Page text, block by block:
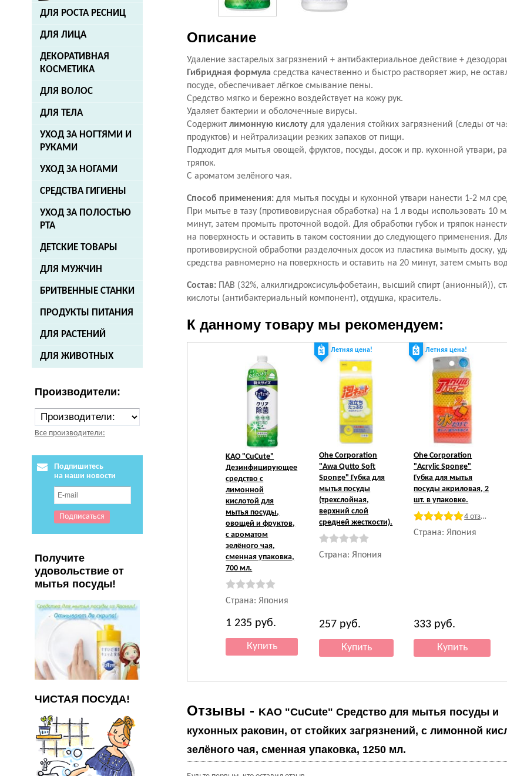
ДЛЯ РОСТА РЕСНИЦ
ДЛЯ ЛИЦА
ДЕКОРАТИВНАЯ
КОСМЕТИКА
ДЛЯ ВОЛОС
ДЛЯ ТЕЛА
УХОД ЗА НОГТЯМИ И
РУКАМИ
УХОД ЗА НОГАМИ
СРЕДСТВА ГИГИЕНЫ
УХОД ЗА ПОЛОСТЬЮ
РТА
ДЕТСКИЕ ТОВАРЫ
ДЛЯ МУЖЧИН
БРИТВЕННЫЕ СТАНКИ
ПРОДУКТЫ ПИТАНИЯ
ДЛЯ РАСТЕНИЙ
ДЛЯ ЖИВОТНЫХ
Производители:
Все производители:
Подпишитесь
на наши новости
Получите
удовольствие от
мытья посуды!
ЧИСТАЯ ПОСУДА!
Описание
Удаление застарелых загрязнений + антибактериальное действие +
Гибридная формула средства качественно и быстро растворяет жир, не
посуде, обеспечивает лёгкое смывание пены.
Средство мягко и бережно воздействует на кожу рук.
Удаляет бактерии и оболочечные вирусы.
Содержит лимонную кислоту для удаления стойких загрязнений (следы от
продуктов) и нейтрализации резких запахов от пищи.
Подходит для мытья овощей, фруктов, посуды, досок и пр. кухонной утвари,
тряпок.
С ароматом зелёного чая.
Способ применения: для мытья посуды и кухонной утвари нанести 1-2 мл
При мытье в тазу (противовирусная обработка) на 1 л воды использовать 10
минут, затем промыть проточной водой. Для обработки губок и тряпок
на поверхность и оставить в таком состоянии до следующего применения.
противовирусной обработки разделочных досок из пластика вымыть доску,
средства равномерно на поверхность и оставить на 20 минут, затем смыть
Состав: ПАВ (32%, алкилгидроксисульфобетаин, высший спирт (анионный)),
кислоты (антибактериальный компонент), отдушка, краситель.
К данному товару мы рекомендуем:
KAO"CuCute"
Дезинфицирующее
средство с
лимонной
кислотой для
мытья посуды,
овощей и фруктов,
с ароматом
зелёного чая,
сменная упаковка,
700 мл.
Страна: Япония
1 235 руб.
Летняя цена!
Ohe Corporation
"Awa Qutto Soft
Sponge" Губка для
мытья посуды
(трехслойная,
верхний слой
средней жесткости).
Страна: Япония
257 руб.
Летняя цена!
Ohe Corporation
"Acrylic Sponge"
Губка для мытья
посуды акриловая, 2
шт. в упаковке.
4 отзыва
Страна: Япония
333 руб.
Отзывы - KAO "CuCute" Средство для мытья посуды и
кухонных раковин, от стойких загрязнений, с лимонной
зелёного чая, сменная упаковка, 1250 мл.